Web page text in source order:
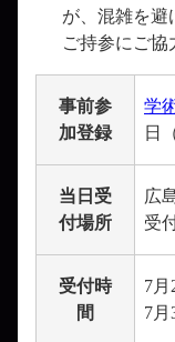
が、混雑を避
ご持参にご協
事前参
加登録
学
日
当日受
付場所
広
受
受付時
間
7月
7月